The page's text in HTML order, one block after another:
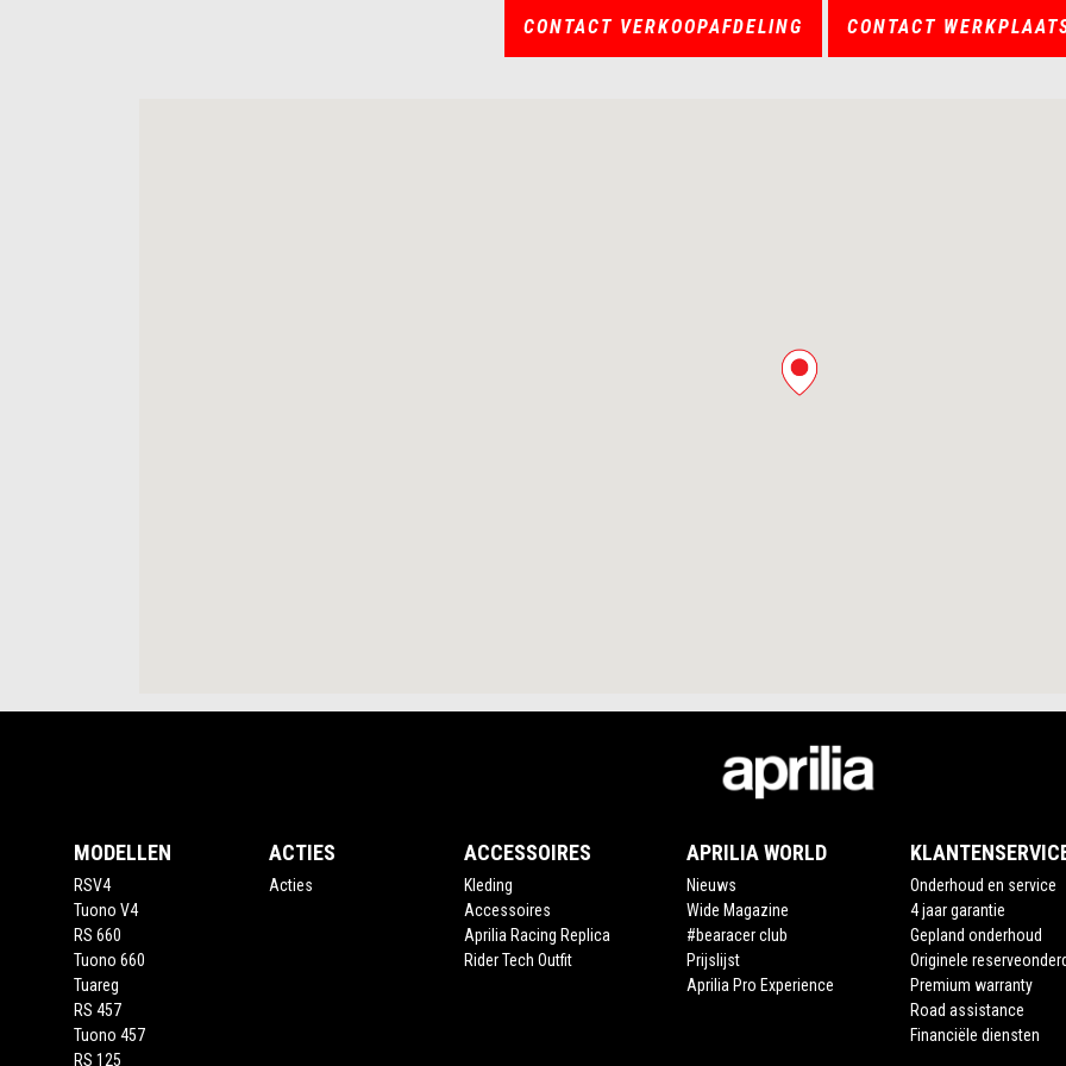
CONTACT VERKOOPAFDELING CONTACT
MODELLEN
RSV4
Tuono V4
RS 660
Tuono 660
Tuareg
RS 457
Tuono 457
RS 125
ACTIES
Acties
ACCESSOIRES
Kleding
Accessoires
Aprilia Racing Replica
Rider Tech Outfit
APRILIA WORLD
Nieuws
Wide Magazine
#bearacer club
Prijslijst
Aprilia Pro Experience
Onderhoud en service
4 jaar garantie
Gepland onderhoud
Originele
Premium warranty
Road assistance
Financiële diensten